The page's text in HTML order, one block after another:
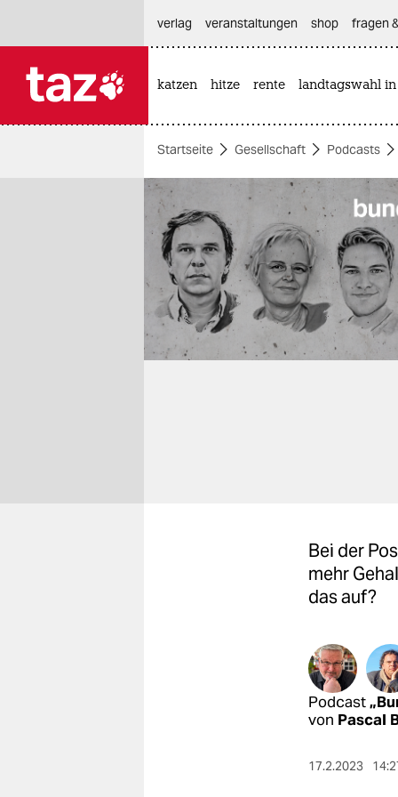
themen
politik
öko
gesellschaft
kultur
sport
verlag
veranstaltungen shop fragen
katzen hitze rente landtagswahl
Startseite Gesellschaft Podcasts
Bei der
mehr
das auf?
Podcast
von Pascal
17.2.2023